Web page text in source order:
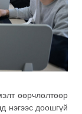
өөрчлөлтөөр
нэгээс доошгүй